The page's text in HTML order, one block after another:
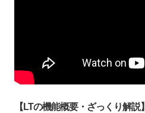
【LTの機能概要・ざっくり解説】